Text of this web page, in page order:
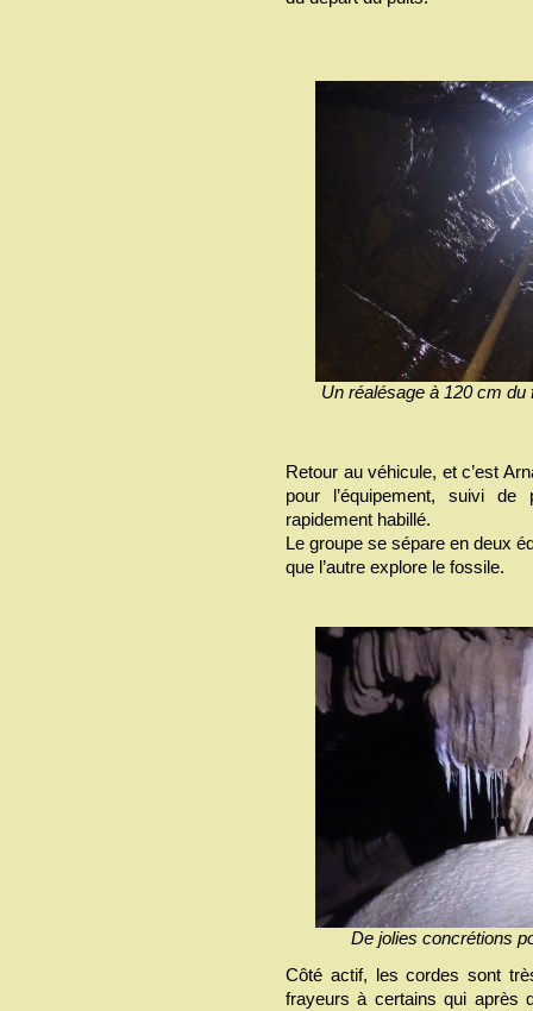
Un réalésage à 120 cm
Retour au véhicule, et c’est
pour l’équipement, suivi
rapidement habillé.
Le groupe se sépare en deux
que l’autre explore le fossile.
De jolies concrétions
Côté actif, les cordes sont
frayeurs à certains qui après